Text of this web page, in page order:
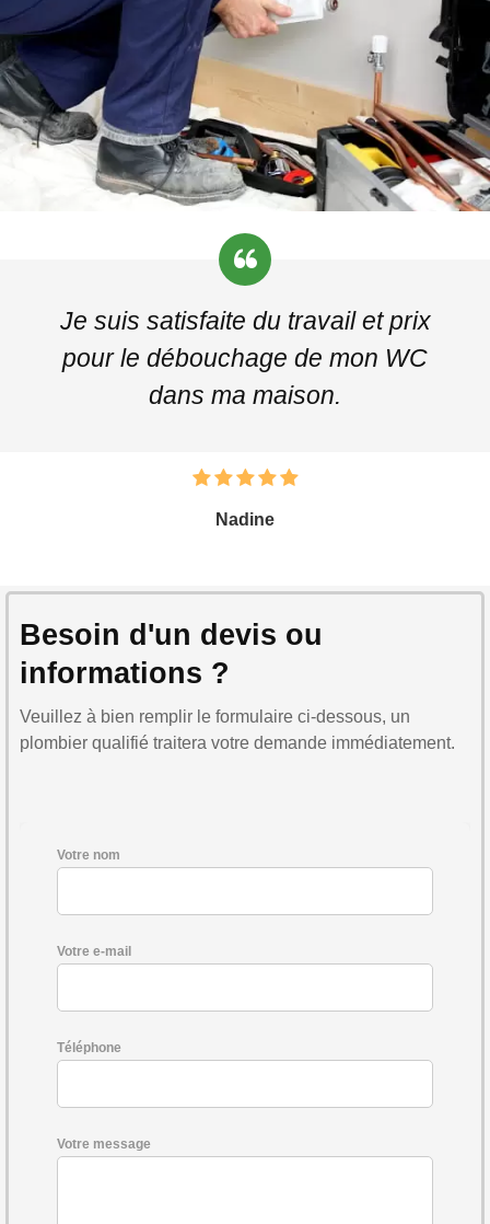
Je suis satisfaite du travail et prix
pour le débouchage de mon WC
dans ma maison.
Nadine
Besoin d'un devis ou
informations ?
Veuillez à bien remplir le formulaire ci-dessous, un
plombier qualifié traitera votre demande immédiatement.
Votre nom
Votre e-mail
Téléphone
Votre message